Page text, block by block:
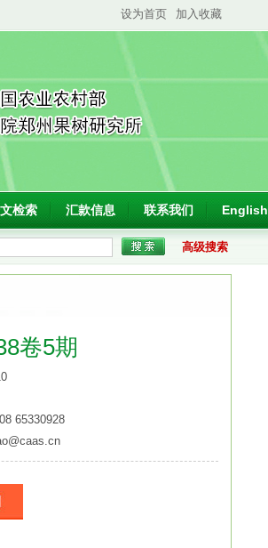
设为首页 加入收藏
检索 汇款信息 联系我们 English
高级搜索
卷5期
65330928